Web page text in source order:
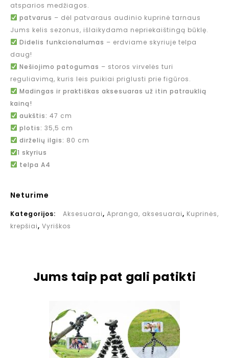
atsparios medžiagos.
patvarus – dėl patvaraus audinio kuprinė tarnaus
Jums kelis sezonus, išlaikydama nepriekaištingą būklę.
Didelis funkcionalumas – erdviame skyriuje telpa
daug!
Nešiojimo patogumas – storos virvelės turi
reguliavimą, kuris leis puikiai priglusti prie figūros.
Madingas ir praktiškas aksesuaras už itin patrauklią
kainą!
aukštis: 47 cm
plotis: 35,5 cm
dirželių ilgis: 80 cm
1 skyrius
telpa A4
Neturime
Kategorijos: Aksesuarai, Apranga, aksesuarai, Kuprinės,
krepšiai, Vyriškos
Jums taip pat gali patikti